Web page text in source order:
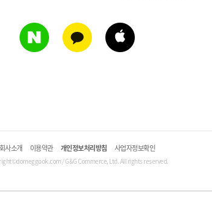
회사소개 이용약관 개인정보처리방침 사업자정보확인
/ G&G Commerce, Ltd. All rights reserved.